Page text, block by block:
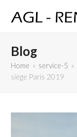
Blog
Home » service-5 »
siège Paris 2019